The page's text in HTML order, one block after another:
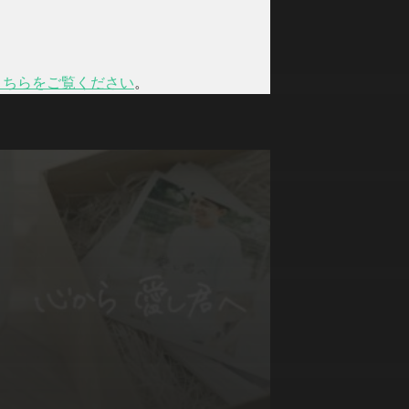
らをご覧ください。